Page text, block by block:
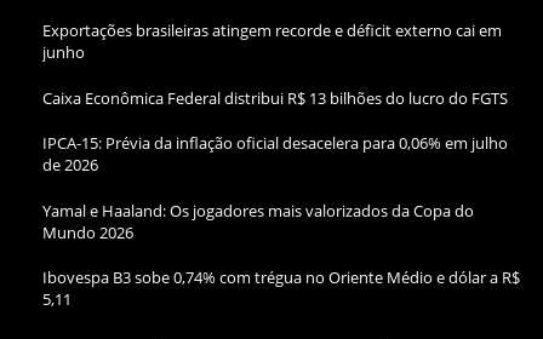
Exportações brasileiras atingem recorde e déficit externo cai em
junho
Caixa Econômica Federal distribui R$ 13 bilhões do lucro do FGTS
IPCA-15: Prévia da inflação oficial desacelera para 0,06% em julho
de 2026
Yamal e Haaland: Os jogadores mais valorizados da Copa do
Mundo 2026
Ibovespa B3 sobe 0,74% com trégua no Oriente Médio e dólar a R$
5,11